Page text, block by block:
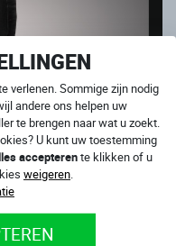
verlenen. Sommige zijn nodig
andere ons helpen uw
te brengen naar wat u zoekt.
U kunt uw toestemming
accepterente klikken of u
weigeren.